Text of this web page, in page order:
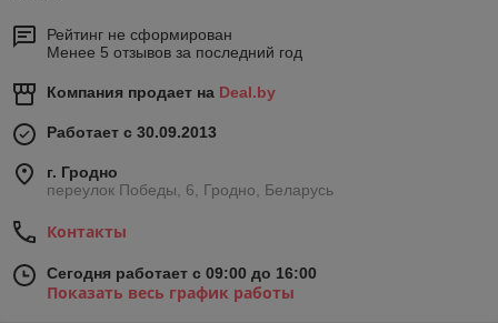
Рейтинг не сформирован
Менее 5 отзывов за последний год
Компания продает на Deal.by
Работает с 30.09.2013
г. Гродно
переулок Победы, 6, Гродно, Беларусь
Контакты
Сегодня работает с 09:00 до 16:00
Показать весь график работы